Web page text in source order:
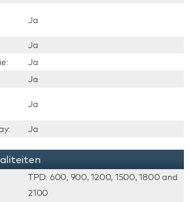
Ja
Ja
Ja
Ja
Ja
Ja
TPD: 600, 900, 1200, 1500, 1800 and
2100